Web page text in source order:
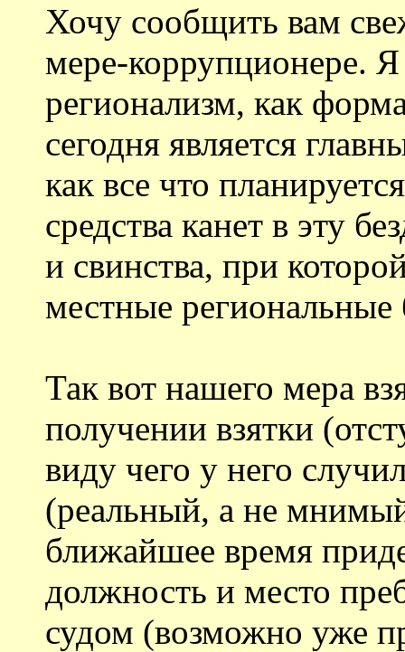
Хочу сообщить вам
мере-коррупционере.
регионализм, как
сегодня является
как все что
средства канет в эту
и свинства, при
местные
Так вот нашего мера
получении взятки
виду чего у него
(реальный, а не
ближайшее время
должность и место
судом (возможно уже